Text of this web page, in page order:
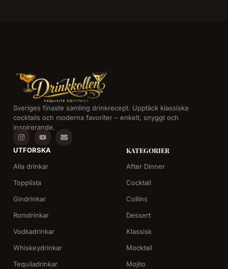
Sveriges finaste samling drinkrecept. Upptäck klassiska
cocktails och moderna favoriter – enkelt, snyggt och
inspirerande.
UTFORSKA
Alla drinkar
Topplista
Gindrinkar
Romdrinkar
Vodkadrinkar
Whiskeydrinkar
Tequiladrinkar
KATEGORIER
After Dinner
Cocktail
Collins
Dessert
Klassisk
Mocktail
Mojito